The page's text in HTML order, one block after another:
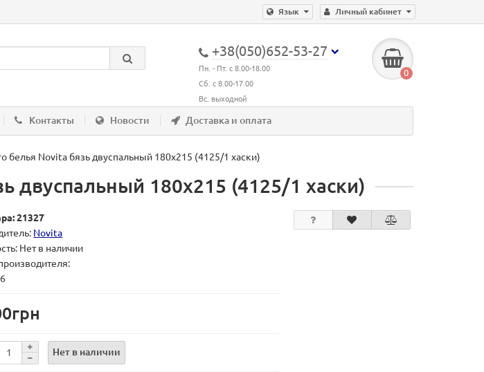
Личный кабинет
Язык
+38(050)652-53-27
Пн. - Пт. с 8.00-18.00
Сб. с 8.00-17.00
Вс. выходной
0
Контакты Новости Доставка и оплата
белья Novita бязь двуспальный 180х215 (4125/1 хаски)
двуспальный 180х215 (4125/1 хаски)
21327
Novita
Нет в наличии
Нет в наличии